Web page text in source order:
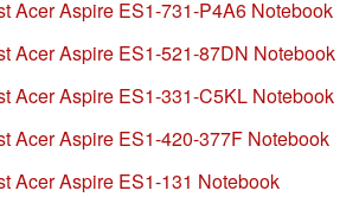
Acer Aspire ES1-731-P4A6 Notebook
Acer Aspire ES1-521-87DN Notebook
Acer Aspire ES1-331-C5KL Notebook
Acer Aspire ES1-420-377F Notebook
Acer Aspire ES1-131 Notebook